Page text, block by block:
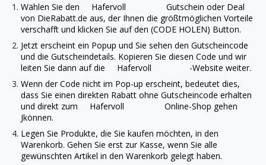
Wählen Sie den Hafervoll Gutschein oder Deal
von DieRabatt.de aus, der Ihnen die größtmöglichen Vorteile
verschafft und klicken Sie auf den (CODE HOLEN) Button.
Jetzt erscheint ein Popup und Sie sehen den Gutscheincode
und die Gutscheindetails. Kopieren Sie diesen Code und wir
leiten Sie dann auf die
Hafervoll -Website weiter.
Wenn der Code nicht im Pop-up erscheint, bedeutet dies,
dass Sie einen direkten Rabatt ohne Gutscheincode erhalten
und direkt zum
Hafervoll Online-Shop gehen
Jkönnen.
Legen Sie Produkte, die Sie kaufen möchten, in den
Warenkorb. Gehen Sie erst zur Kasse, wenn Sie alle
gewünschten Artikel in den Warenkorb gelegt haben.